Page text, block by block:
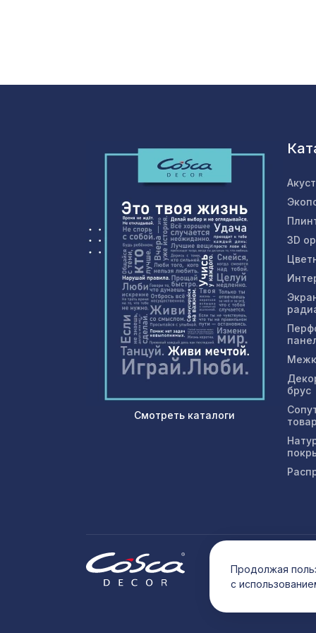
Смотреть каталоги
3D
брус
©
Продолжая
с